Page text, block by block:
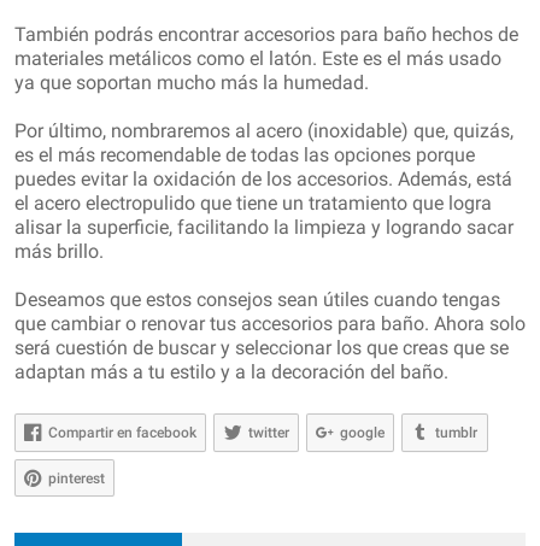
También podrás encontrar accesorios para baño hechos de
materiales metálicos como el latón. Este es el más usado
ya que soportan mucho más la humedad.
Por último, nombraremos al acero (inoxidable) que, quizás,
es el más recomendable de todas las opciones porque
puedes evitar la oxidación de los accesorios. Además, está
el acero electropulido que tiene un tratamiento que logra
alisar la superficie, facilitando la limpieza y logrando sacar
más brillo.
Deseamos que estos consejos sean útiles cuando tengas
que cambiar o renovar tus accesorios para baño. Ahora solo
será cuestión de buscar y seleccionar los que creas que se
adaptan más a tu estilo y a la decoración del baño.
Compartir en facebook twitter google tumblr
pinterest